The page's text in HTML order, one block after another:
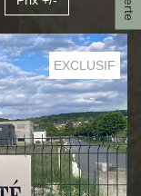
EXCLUSIF